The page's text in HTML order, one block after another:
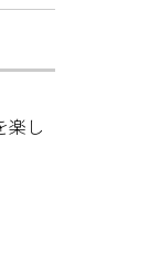
楽し